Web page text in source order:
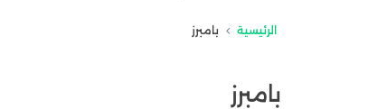
الرئيسية بامبرز
بامبرز